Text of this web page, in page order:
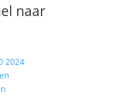
naar
2024